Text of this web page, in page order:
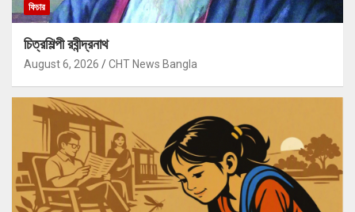
ফিচার
চিত্রশিল্পী রবীন্দ্রনাথ
August 6, 2026 CHT News Bangla